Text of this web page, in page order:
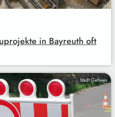
in Bayreuth oft
Stadt Gefrees